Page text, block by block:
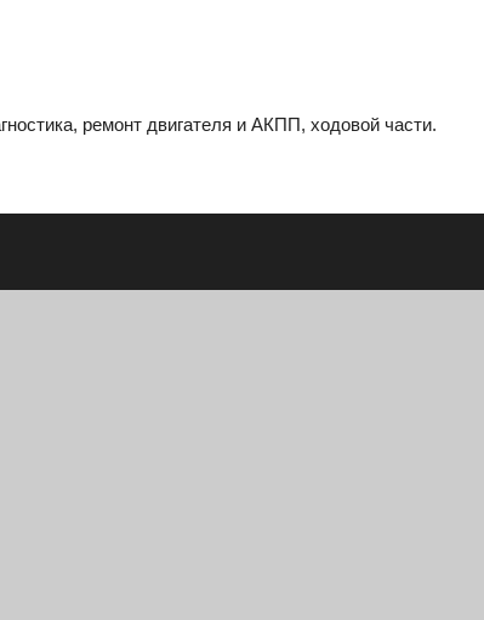
ремонт двигателя и АКПП, ходовой части.